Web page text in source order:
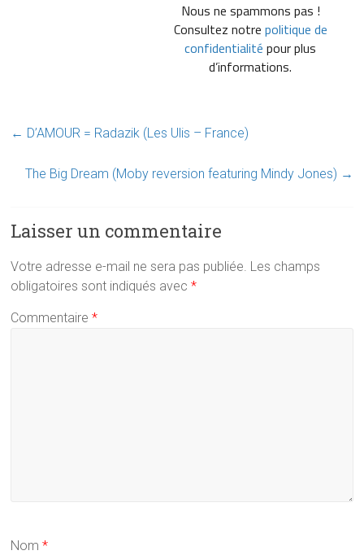
Nous ne spammons pas !
Consultez notre politique de
confidentialité pour plus
d’informations.
← D’AMOUR = Radazik (Les Ulis – France)
The Big Dream (Moby reversion featuring Mindy Jones) →
Laisser un commentaire
Votre adresse e-mail ne sera pas publiée. Les champs
obligatoires sont indiqués avec*
Commentaire*
Nom*